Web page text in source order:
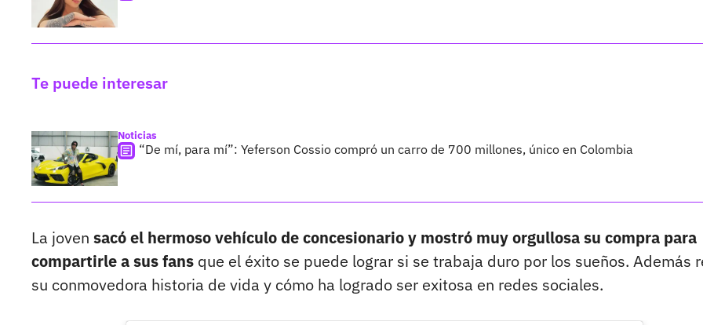
Te puede interesar
Noticias
“De mí, para mí”: Yeferson Cossio compró un carro de 700 millones, único en Colombia
La joven sacó el hermoso vehículo de concesionario y mostró muy orgullosa su compra para
compartirle a sus fans que el éxito se puede lograr si se trabaja duro por los sueños. Además
su conmovedora historia de vida y cómo ha logrado ser exitosa en redes sociales.